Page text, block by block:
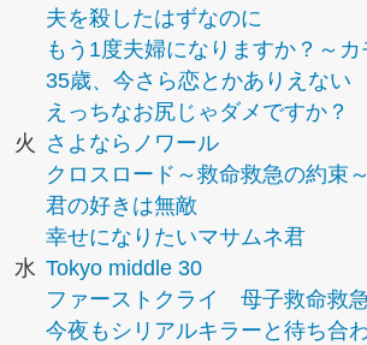
夫を殺したはずなのに
もう1度夫婦になりますか？～カ
35歳、今さら恋とかありえない
えっちなお尻じゃダメですか？
火
さよならノワール
クロスロード～救命救急の約束～
君の好きは無敵
幸せになりたいマサムネ君
水 Tokyo middle 30
ファーストクライ 母子救命救
今夜もシリアルキラーと待ち合